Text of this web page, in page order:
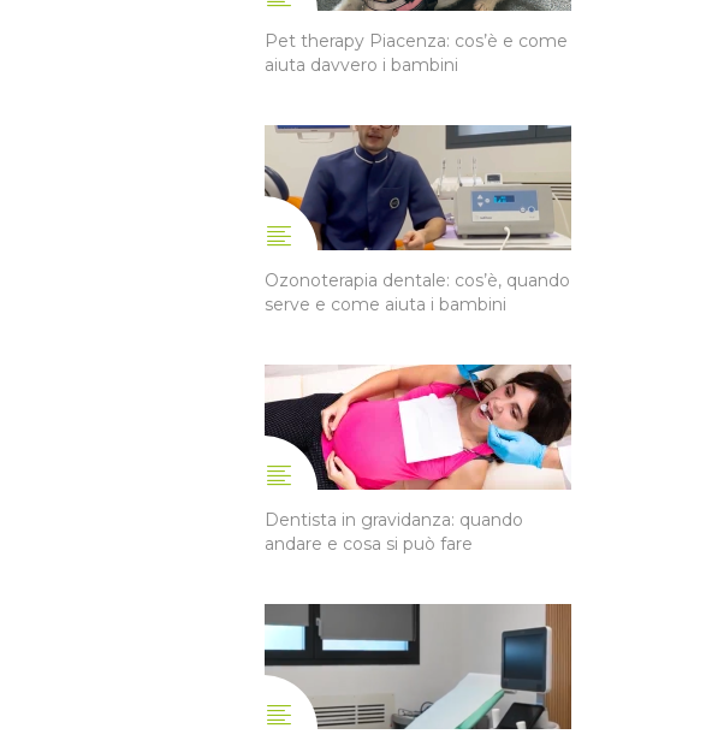
Pet therapy Piacenza: cos’è e come
aiuta davvero i bambini
Ozonoterapia dentale: cos’è, quando
serve e come aiuta i bambini
Dentista in gravidanza: quando
andare e cosa si può fare